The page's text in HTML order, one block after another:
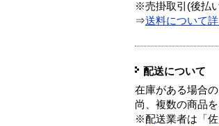
※売掛取引(後払
⇒送料について
配送について
在庫がある場合
尚、複数の商品
※配送業者は「